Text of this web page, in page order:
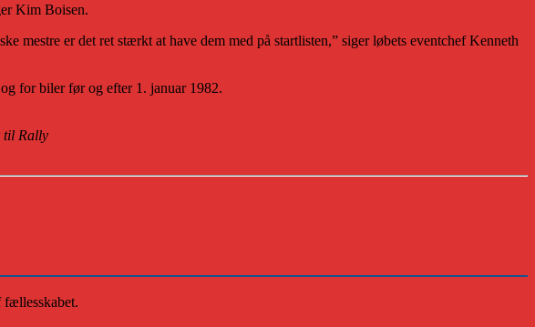
Kim Boisen.
er det ret stærkt at have dem med på startlisten,” siger løbets eventchef Kenneth
for biler før og efter 1. januar 1982.
til Rally
fællesskabet.